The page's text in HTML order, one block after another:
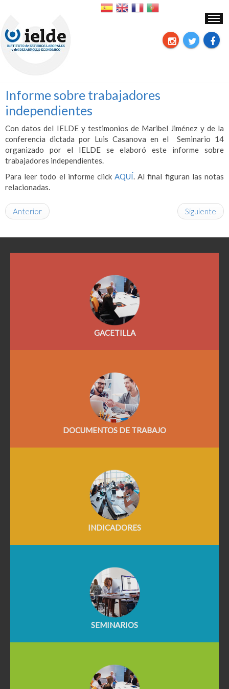
Informe sobre trabajadores
independientes
Con datos del IELDE y testimonios de Maribel Jiménez y de la
conferencia dictada por Luis Casanova en el Seminario 14
organizado por el IELDE se elaboró este informe sobre
trabajadores independientes.
Para leer todo el informe clickAQUÍ. Al final figuran las notas
relacionadas.
Anterior Siguiente
GACETILLA
DOCUMENTOS DE TRABAJO
INDICADORES
SEMINARIOS